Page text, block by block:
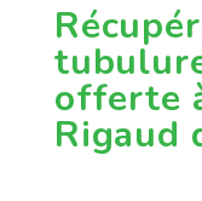
offerte
Rigaud